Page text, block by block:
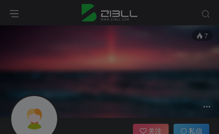
7
关注 私信